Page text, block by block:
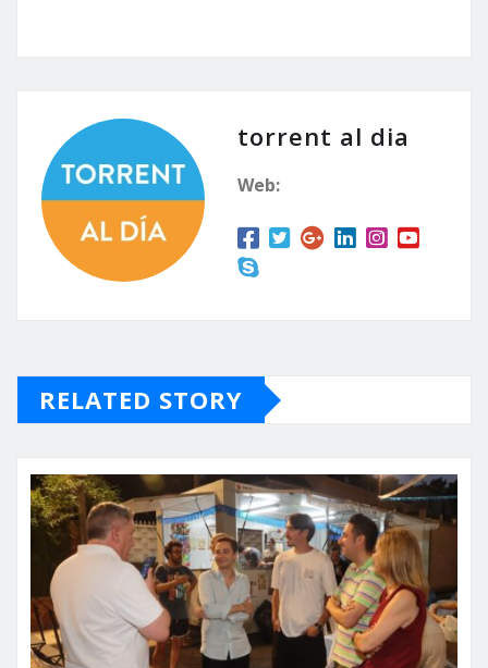
torrent al dia
Web:
RELATED STORY